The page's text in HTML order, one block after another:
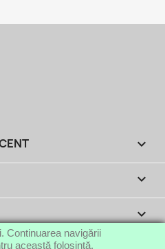



Continuarea navigării
această folosință.